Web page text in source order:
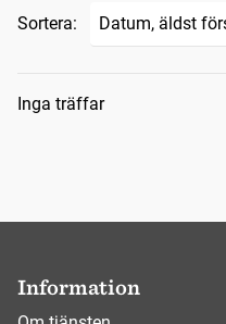
Sortera:
Sökresultat
Inga träffar
Information